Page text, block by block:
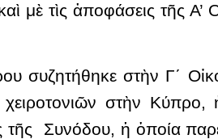
μὲ τὶς ἀποφάσεις τῆς Α’
συζητήθηκε στὴν Γ΄
χειροτονιῶν στὴν
Συνόδου, ἡ ὁποία